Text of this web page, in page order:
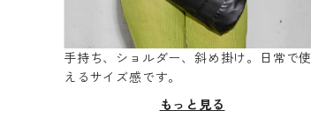
手持ち、ショルダー、斜め掛け。日常で使
えるサイズ感です。
もっと見る